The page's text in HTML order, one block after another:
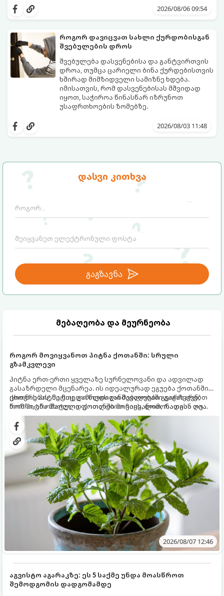
დასვი კითხვა
გაგზავნა
მებაღეობა და მეურნეობა
როგორ მოვიყვანოთ პიტნა ქოთანში: სრული
გზამკვლევი
პიტნა ერთ-ერთი ყველაზე სურნელოვანი და ადვილად
გასაზრდელი მცენარეა. ის იდეალურად ეგუება ქოთანში
ცხოვრებას, მეტიც, გამოცდილი მებაღეები გვირჩევენ,
რომ პიტნა მხოლოდ ქოთანში მოვიყვანოთ, რადგან ღია
გრუნტში (ბაღში) დარგვისას ის ფესვებით ძალიან
სწრაფად ვრცელდება და სხვა მცენარეებს ავიწროებს.
ქოთნის პიტნა მთელი წლის განმავლობაში გაგახარებთ
ნორჩი, არომატული ფოთლებით ჩაის, ლიმონათისა თუ
კერძებისთვის.
2026/08/07 12:46
აგვისტო აგარაკზე: ეს 5 საქმე უნდა მოასწროთ
შემოდგომის დადგომამდე
უზრუნველსაყოფად, მნიშვნელოვანია
რომლებიც შუქის ქრობისთანავე
2026/08/06 09:54
როგორ დავიცვათ სახლი ქურდობისგან
შვებულების დროს
შვებულება დასვენებისა და განტვირთვის
დროა, თუმცა ცარიელი ბინა ქურდებისთვის
ხშირად მიმზიდველი სამიზნე ხდება.
იმისათვის, რომ დასვენებისას მშვიდად
იყოთ, საჭიროა წინასწარ იზრუნოთ
უსაფრთხოების ზომებზე.
2026/08/03 11:48